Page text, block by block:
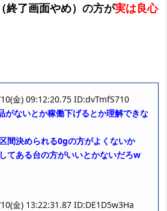
了画面やめ） の方が実は良心
金) 09:12:20.75 ID:dvTmfS710
がないとか稼働下げるとか理解できな
間決められる0gの方がよくないか
てある台の方がいいとかないだろw
金) 13:22:31.87 ID:DE1D5w3Ha